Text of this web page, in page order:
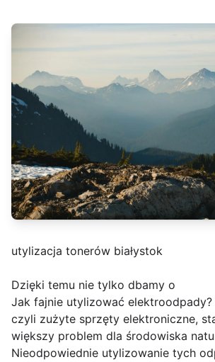
utylizacja tonerów białystok
Dzięki temu nie tylko dbamy o
Jak fajnie utylizować
czyli zużyte sprzęty elektroniczne,
większy problem dla środowiska
Nieodpowiednie utylizowanie tych